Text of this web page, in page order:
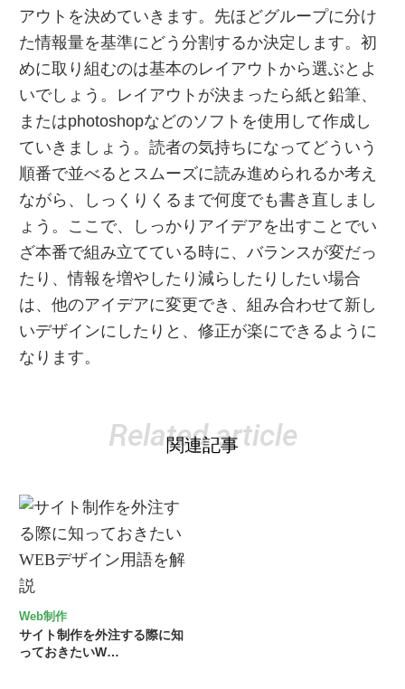
アウトを決めていきます。先ほどグループに分け
た情報量を基準にどう分割するか決定します。初
めに取り組むのは基本のレイアウトから選ぶとよ
いでしょう。レイアウトが決まったら紙と鉛筆、
またはphotoshopなどのソフトを使用して作成し
ていきましょう。読者の気持ちになってどういう
順番で並べるとスムーズに読み進められるか考え
ながら、しっくりくるまで何度でも書き直しまし
ょう。ここで、しっかりアイデアを出すことでい
ざ本番で組み立てている時に、バランスが変だっ
たり、情報を増やしたり減らしたりしたい場合
は、他のアイデアに変更でき、組み合わせて新し
いデザインにしたりと、修正が楽にできるように
なります。
関連記事
Related article
Web制作
サイト制作を外注する際に知
っておきたいW…